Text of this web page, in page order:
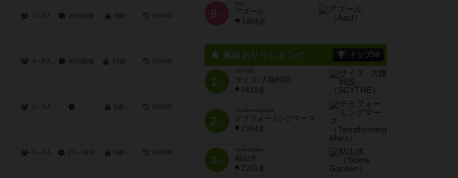
2～4人 20分前後 6歳～ 2016年
4～8人 30分前後 12歳～ 2009年
2～5人 6歳～ 2016年
2～4人 20～30分 6歳～ 2009年
9 位
Azul
アズール
1903名
興味ありランキング トップ50
1位
SCYTHE
サイズ -大鎌戦役-
2415名
2位
Terraforming Mars
テラフォーミングマーズ
2394名
3位
Stone Garden
枯山水
2281名